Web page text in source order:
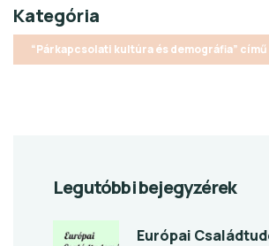
Kategória
“Párkapcsolati kultúra és demográfia”
Legutóbbi bejegyzérek
Európai